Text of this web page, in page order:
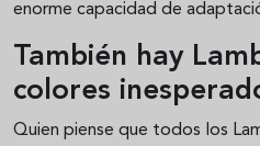
enorme capacidad de
También hay
colores
Quien piense que todos los